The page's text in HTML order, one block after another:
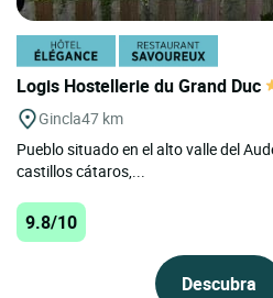
Logis Hostellerie du Grand Duc
Gincla47 km
Pueblo situado en el alto valle del
castillos cátaros,...
9.8/10
Descubra